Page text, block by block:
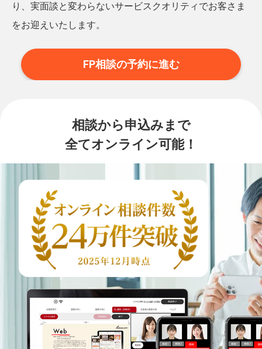
り、実面談と変わらないサービスクオリティでお客さま
をお迎えいたします。
FP相談の予約に進む
相談から申込みまで
全てオンライン可能！